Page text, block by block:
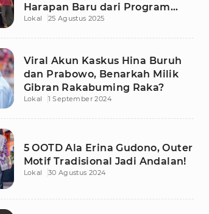
Harapan Baru dari Program
Makan Bergizi Gratis
Lokal 25 Agustus 2025
Viral Akun Kaskus Hina Buruh
dan Prabowo, Benarkah Milik
Gibran Rakabuming Raka?
Lokal 1 September 2024
5 OOTD Ala Erina Gudono, Outer
Motif Tradisional Jadi Andalan!
Lokal 30 Agustus 2024